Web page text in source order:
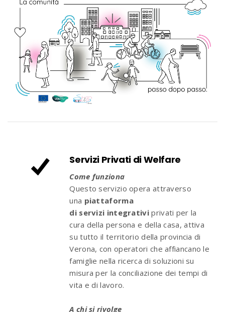
Servizi Privati di Welfare
Come funziona
Questo servizio opera attraverso
una piattaforma
di servizi integrativi privati per la
cura della persona e della casa, attiva
su tutto il territorio della provincia di
Verona, con operatori che affiancano le
famiglie nella ricerca di soluzioni su
misura per la conciliazione dei tempi di
vita e di lavoro.
A chi si rivolge